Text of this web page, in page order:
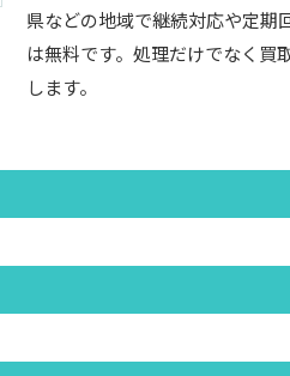
県などの地域で継続対応や定期
は無料です。処理だけでなく買
します。